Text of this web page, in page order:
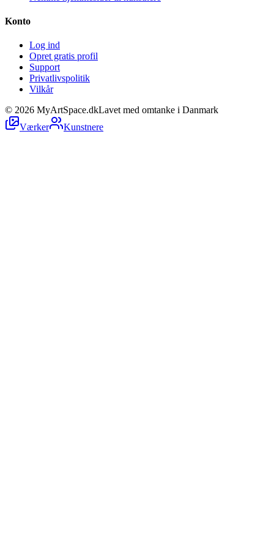
Konto
Log ind
Opret gratis profil
Support
Privatlivspolitik
Vilkår
© 2026 MyArtSpace.dkLavet med omtanke i Danmark
Værker
Kunstnere